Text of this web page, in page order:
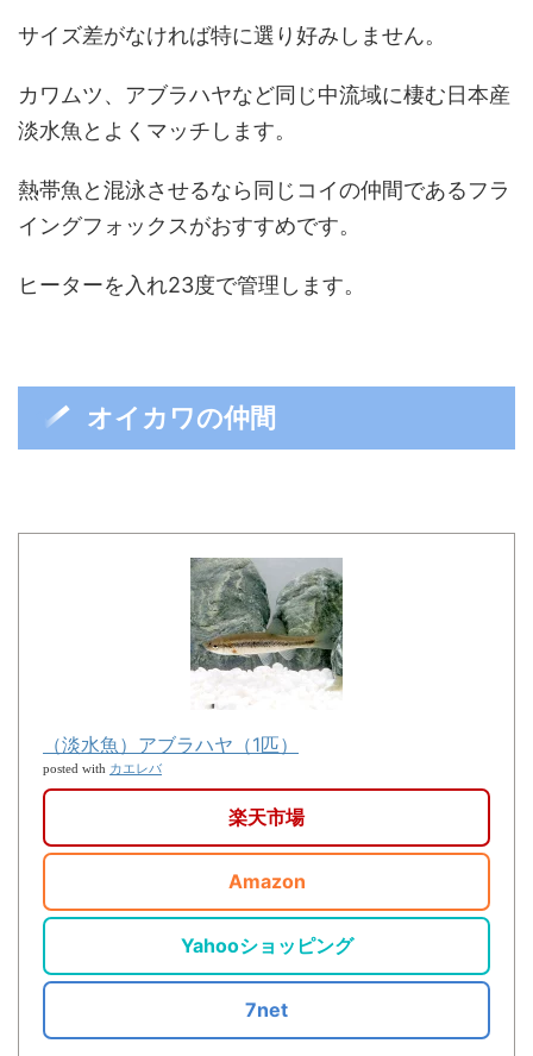
サイズ差がなければ特に選り好みしません。
カワムツ、アブラハヤなど同じ中流域に棲む日本産
淡水魚とよくマッチします。
熱帯魚と混泳させるなら同じコイの仲間であるフラ
イングフォックスがおすすめです。
ヒーターを入れ23度で管理します。
オイカワの仲間
（淡水魚）アブラハヤ（1匹）
posted with カエレバ
楽天市場
Amazon
Yahooショッピング
7net